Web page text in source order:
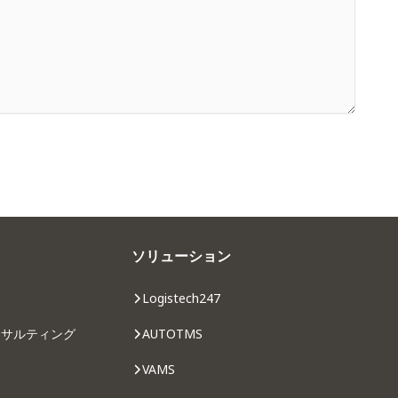
ルティング
ソリューション
Logistech247
AUTOTMS
VAMS